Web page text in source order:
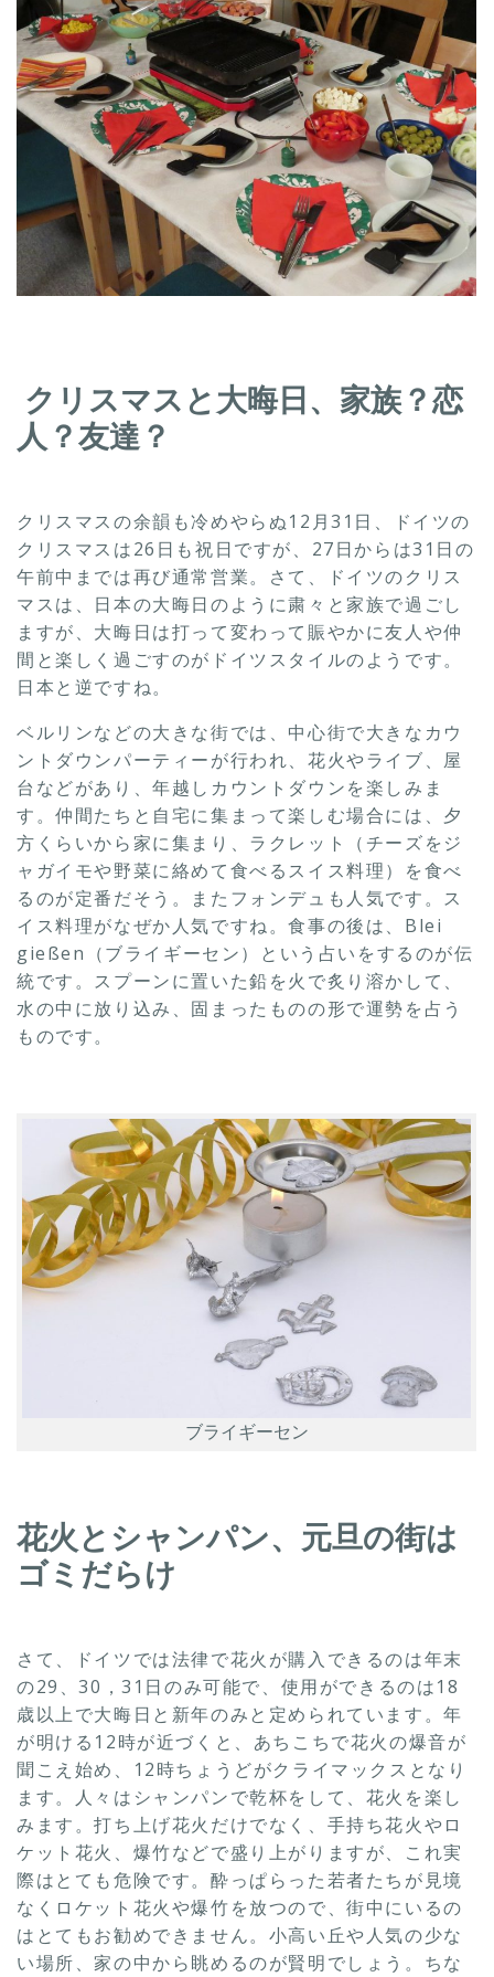
クリスマスと大晦日、家族？恋
人？友達？
クリスマスの余韻も冷めやらぬ12月31日、ドイツの
クリスマスは26日も祝日ですが、27日からは31日の
午前中までは再び通常営業。さて、ドイツのクリス
マスは、日本の大晦日のように粛々と家族で過ごし
ますが、大晦日は打って変わって賑やかに友人や仲
間と楽しく過ごすのがドイツスタイルのようです。
日本と逆ですね。
ベルリンなどの大きな街では、中心街で大きなカウ
ントダウンパーティーが行われ、花火やライブ、屋
台などがあり、年越しカウントダウンを楽しみま
す。仲間たちと自宅に集まって楽しむ場合には、夕
方くらいから家に集まり、ラクレット（チーズをジ
ャガイモや野菜に絡めて食べるスイス料理）を食べ
るのが定番だそう。またフォンデュも人気です。ス
イス料理がなぜか人気ですね。食事の後は、Blei
gießen（ブライギーセン）という占いをするのが伝
統です。スプーンに置いた鉛を火で炙り溶かして、
水の中に放り込み、固まったものの形で運勢を占う
ものです。
ブライギーセン
花火とシャンパン、元旦の街は
ゴミだらけ
さて、ドイツでは法律で花火が購入できるのは年末
の29、30，31日のみ可能で、使用ができるのは18
歳以上で大晦日と新年のみと定められています。年
が明ける12時が近づくと、あちこちで花火の爆音が
聞こえ始め、12時ちょうどがクライマックスとなり
ます。人々はシャンパンで乾杯をして、花火を楽し
みます。打ち上げ花火だけでなく、手持ち花火やロ
ケット花火、爆竹などで盛り上がりますが、これ実
際はとても危険です。酔っぱらった若者たちが見境
なくロケット花火や爆竹を放つので、街中にいるの
はとてもお勧めできません。小高い丘や人気の少な
い場所、家の中から眺めるのが賢明でしょう。ちな